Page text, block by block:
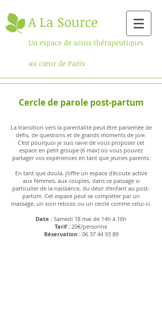
A La Source
Un espace de soins thérapeutiques
au cœur de Paris
Cercle de parole post-partum
La transition vers la parentalité peut être parsemée de
défis, de questions et de grands moments de joie.
C'est pourquoi je suis ravie de vous proposer cet
espace en petit groupe (6 max) où vous pouvez
partager vos expériences en tant que jeunes parents.
En tant que doula, j'offre un espace d'écoute active
aux femmes, aux couples, dans ce passage si
particulier de la naissance, du désir d'enfant au post-
partum. Cet espace peut se compléter par un
massage, un soin rebozo ou un cercle comme celui-ci.
Date : Samedi 18 mai de 14h à 16h
Tarif : 20€/personne
Réservation : 06 37 44 93 89